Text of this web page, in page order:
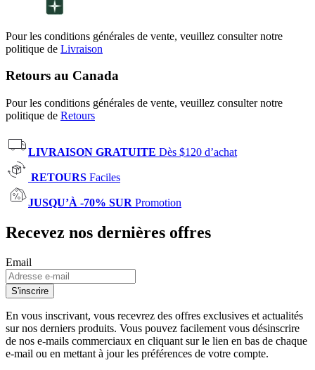
Pour les conditions générales de vente, veuillez consulter notre
politique de Livraison
Retours au Canada
Pour les conditions générales de vente, veuillez consulter notre
politique de Retours
LIVRAISON GRATUITE Dès $120 d’achat
RETOURS Faciles
JUSQU’À -70% SUR Promotion
Recevez nos dernières offres
Email
S'inscrire
En vous inscrivant, vous recevrez des offres exclusives et actualités
sur nos derniers produits. Vous pouvez facilement vous désinscrire
de nos e-mails commerciaux en cliquant sur le lien en bas de chaque
e-mail ou en mettant à jour les préférences de votre compte.